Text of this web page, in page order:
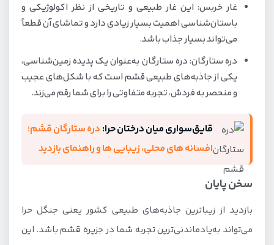
غار خربس: این غار طبیعی و تاریخی از نظر اکولوژیکی و
باستان‌شناسی اهمیت بسیار زیادی دارد و تماشای آن قطعاً
می‌تواند بسیار جذاب باشد.
دره ستارگان: دره ستارگان به‌عنوان یک پدیده زمین‌شناسی،
یکی از جاذبه‌های طبیعی قشم است که با شکل‌های عجیب
و منحصر به فردش، تجربه متفاوتی را برای شما رقم می‌زند.
قایق‌سواری میان درختان حرا: دره ستارگان قشم؛
افسانه های محلی، زیبایی ها و راهنمای بازدید
سخن پایان
بازدید از زیباترین جاذبه‌های طبیعی کشور یعنی جنگل حرا
می‌تواند به‌یادماندنی‌ترین تجربه شما در جزیره قشم باشد. این